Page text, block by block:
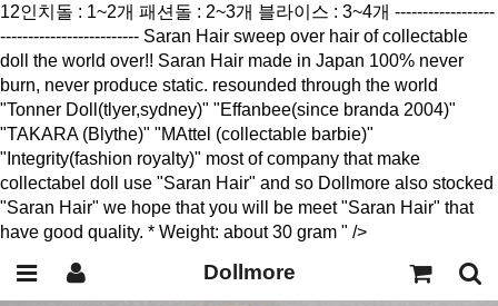
12인치돌 : 1~2개 패션돌 : 2~3개 블라이스 : 3~4개 ------------------
------------------------- Saran Hair sweep over hair of collectable
doll the world over!! Saran Hair made in Japan 100% never
burn, never produce static. resounded through the world
"Tonner Doll(tlyer,sydney)" "Effanbee(since branda 2004)"
"TAKARA (Blythe)" "MAttel (collectable barbie)"
"Integrity(fashion royalty)" most of company that make
collectabel doll use "Saran Hair" and so Dollmore also stocked
"Saran Hair" we hope that you will be meet "Saran Hair" that
have good quality. * Weight: about 30 gram " />
Dollmore